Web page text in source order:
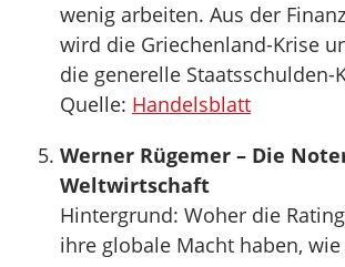
wenig arbeiten. Aus der
wird die Griechenland-Krise
die generelle Staatsschulden-
Quelle: Handelsblatt
Werner Rügemer – Die
Weltwirtschaft
Hintergrund: Woher die
ihre globale Macht haben,